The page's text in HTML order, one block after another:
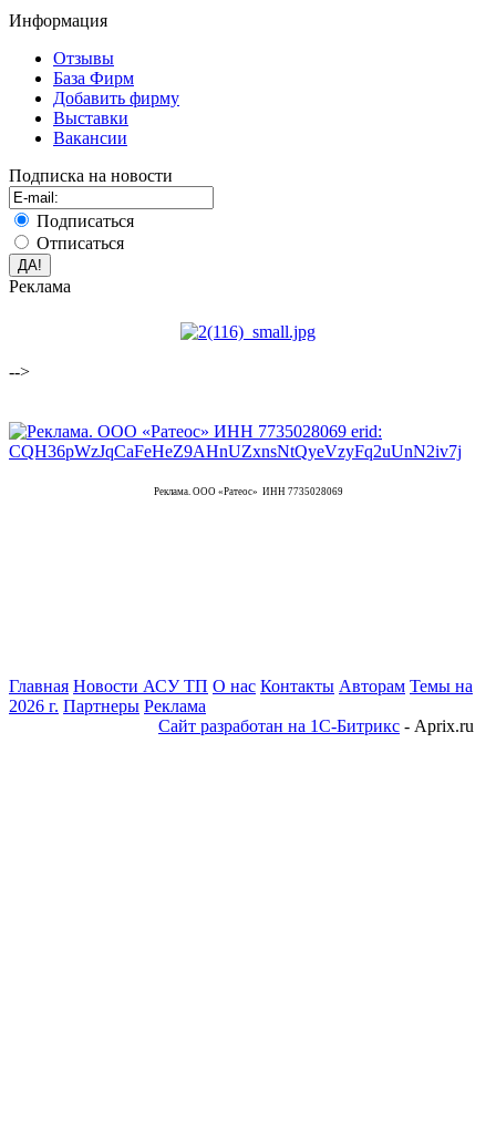
Информация
Отзывы
База Фирм
Добавить фирму
Выставки
Вакансии
Подписка на новости
Подписаться
Отписаться
Реклама
-->
Реклама. ООО «Ратеос» ИНН 7735028069
Главная Новости АСУ ТП О нас Контакты Авторам Темы на
2026 г. Партнеры Реклама
Сайт разработан на 1С-Битрикс - Aprix.ru